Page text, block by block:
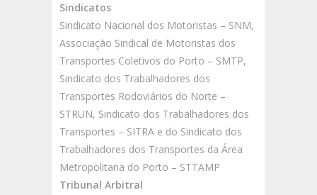
Sindicatos
Sindicato Nacional dos Motoristas – SNM,
Associação Sindical de Motoristas dos
Transportes Coletivos do Porto – SMTP,
Sindicato dos Trabalhadores dos
Transportes Rodoviários do Norte –
STRUN, Sindicato dos Trabalhadores dos
Transportes – SITRA e do Sindicato dos
Trabalhadores dos Transportes da Área
Metropolitana do Porto – STTAMP
Tribunal Arbitral